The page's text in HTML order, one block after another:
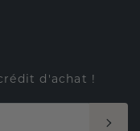
d'achat !